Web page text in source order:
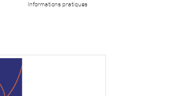
Informations pratiques